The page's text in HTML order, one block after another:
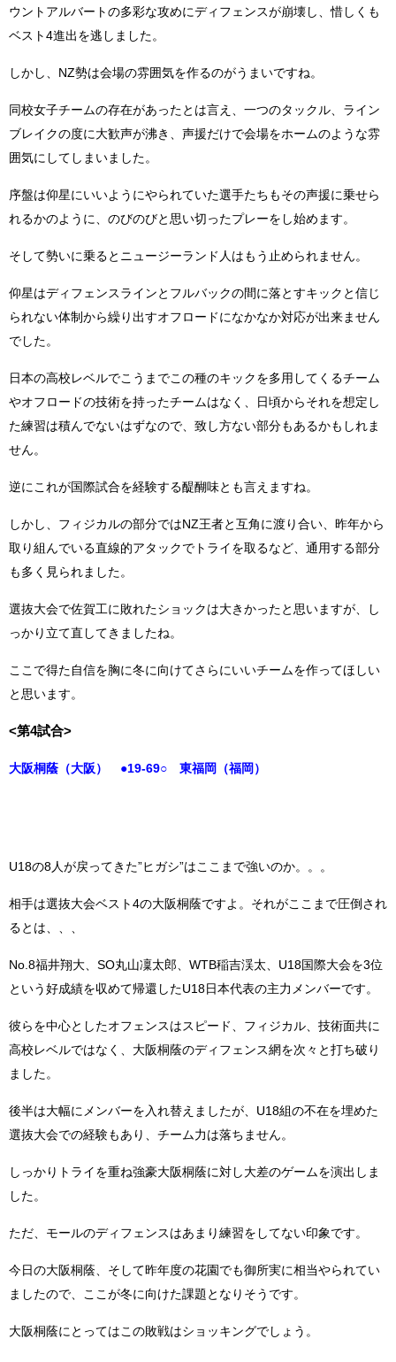
ウントアルバートの多彩な攻めにディフェンスが崩壊し、惜しくも
ベスト4進出を逃しました。
しかし、NZ勢は会場の雰囲気を作るのがうまいですね。
同校女子チームの存在があったとは言え、一つのタックル、ライン
ブレイクの度に大歓声が沸き、声援だけで会場をホームのような雰
囲気にしてしまいました。
序盤は仰星にいいようにやられていた選手たちもその声援に乗せら
れるかのように、のびのびと思い切ったプレーをし始めます。
そして勢いに乗るとニュージーランド人はもう止められません。
仰星はディフェンスラインとフルバックの間に落とすキックと信じ
られない体制から繰り出すオフロードになかなか対応が出来ません
でした。
日本の高校レベルでこうまでこの種のキックを多用してくるチーム
やオフロードの技術を持ったチームはなく、日頃からそれを想定し
た練習は積んでないはずなので、致し方ない部分もあるかもしれま
せん。
逆にこれが国際試合を経験する醍醐味とも言えますね。
しかし、フィジカルの部分ではNZ王者と互角に渡り合い、昨年から
取り組んでいる直線的アタックでトライを取るなど、通用する部分
も多く見られました。
選抜大会で佐賀工に敗れたショックは大きかったと思いますが、し
っかり立て直してきましたね。
ここで得た自信を胸に冬に向けてさらにいいチームを作ってほしい
と思います。
<第4試合>
大阪桐蔭（大阪） ●19-69○ 東福岡（福岡）
U18の8人が戻ってきた”ヒガシ”はここまで強いのか。。。
相手は選抜大会ベスト4の大阪桐蔭ですよ。 それがここまで圧倒され
るとは、、、
No.8福井翔大、SO丸山凜太郎、WTB稲吉渓太、U18国際大会を3位
という好成績を収めて帰還したU18日本代表の主力メンバーです。
彼らを中心としたオフェンスはスピード、フィジカル、技術面共に
高校レベルではなく、大阪桐蔭のディフェンス網を次々と打ち破り
ました。
後半は大幅にメンバーを入れ替えましたが、U18組の不在を埋めた
選抜大会での経験もあり、チーム力は落ちません。
しっかりトライを重ね強豪大阪桐蔭に対し大差のゲームを演出しま
した。
ただ、モールのディフェンスはあまり練習をしてない印象です。
今日の大阪桐蔭、そして昨年度の花園でも御所実に相当やられてい
ましたので、ここが冬に向けた課題となりそうです。
大阪桐蔭にとってはこの敗戦はショッキングでしょう。